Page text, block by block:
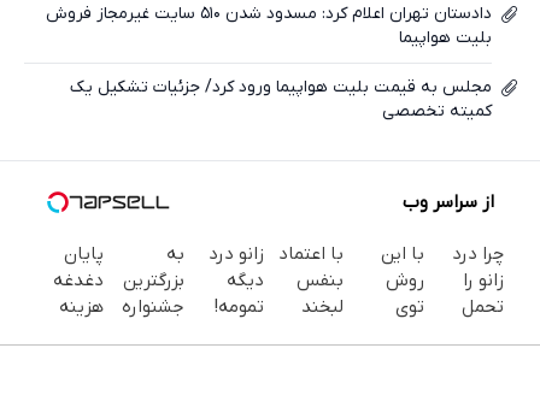
دادستان تهران اعلام کرد: مسدود شدن ۵۱۰ سایت غیرمجاز فروش
بلیت هواپیما
مجلس به قیمت بلیت هواپیما ورود کرد/ جزئیات تشکیل یک
کمیته تخصصی
از سراسر وب
چرا درد
زانو را
تحمل
با این
روش
توی
با اعتماد
بنفس
لبخند
زانو درد
دیگه
تمومه!
به
بزرگترین
جشنواره
پایان
دغدغه
هزینه